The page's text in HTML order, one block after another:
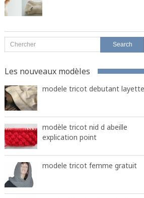
Les nouveaux modèles
modele tricot debutant layette
modèle tricot nid d abeille
explication point
modele tricot femme gratuit